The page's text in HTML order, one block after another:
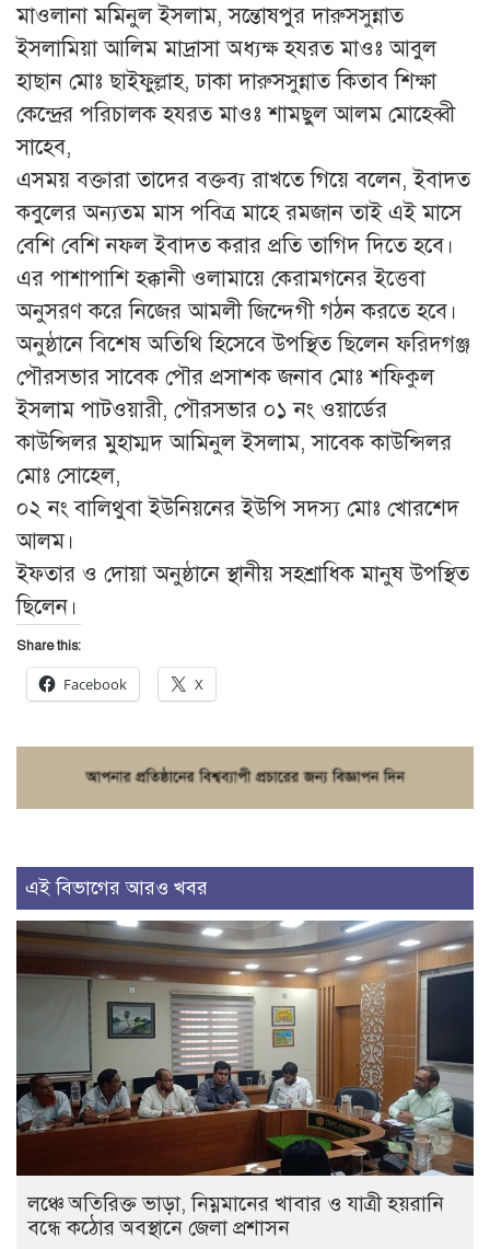
মাওলানা মমিনুল ইসলাম, সন্তোষপুর দারুসসুন্নাত
ইসলামিয়া আলিম মাদ্রাসা অধ্যক্ষ হযরত মাওঃ আবুল
হাছান মোঃ ছাইফুল্লাহ, ঢাকা দারুসসুন্নাত কিতাব শিক্ষা
কেন্দ্রের পরিচালক হযরত মাওঃ শামছুল আলম মোহেব্বী
সাহেব,
এসময় বক্তারা তাদের বক্তব্য রাখতে গিয়ে বলেন, ইবাদত
কবুলের অন্যতম মাস পবিত্র মাহে রমজান তাই এই মাসে
বেশি বেশি নফল ইবাদত করার প্রতি তাগিদ দিতে হবে।
এর পাশাপাশি হক্কানী ওলামায়ে কেরামগনের ইত্তেবা
অনুসরণ করে নিজের আমলী জিন্দেগী গঠন করতে হবে।
অনুষ্ঠানে বিশেষ অতিথি হিসেবে উপস্থিত ছিলেন ফরিদগঞ্জ
পৌরসভার সাবেক পৌর প্রসাশক জনাব মোঃ শফিকুল
ইসলাম পাটওয়ারী, পৌরসভার ০১ নং ওয়ার্ডের
কাউন্সিলর মুহাম্মদ আমিনুল ইসলাম, সাবেক কাউন্সিলর
মোঃ সোহেল,
০২ নং বালিথুবা ইউনিয়নের ইউপি সদস্য মোঃ খোরশেদ
আলম।
ইফতার ও দোয়া অনুষ্ঠানে স্থানীয় সহশ্রাধিক মানুষ উপস্থিত
ছিলেন।
Share this:
Facebook X
এই বিভাগের আরও খবর
লঞ্চে অতিরিক্ত ভাড়া, নিম্নমানের খাবার ও যাত্রী হয়রানি
বন্ধে কঠোর অবস্থানে জেলা প্রশাসন